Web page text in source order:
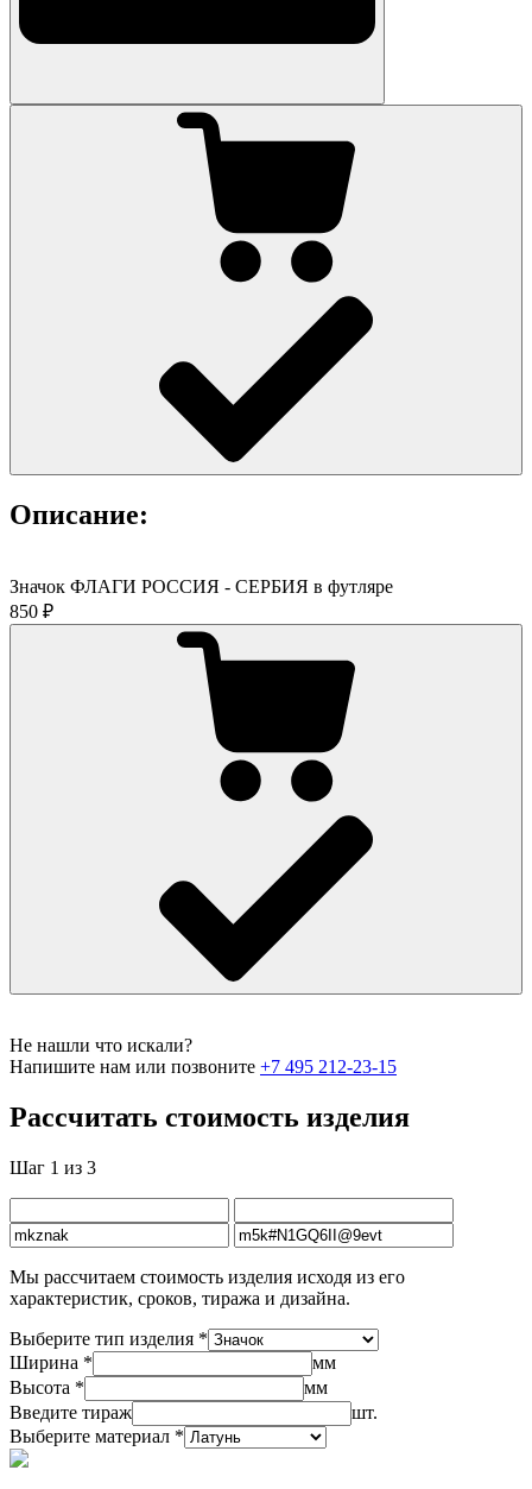
Описание:
Значок ФЛАГИ РОССИЯ - СЕРБИЯ в футляре
850 ₽
Не нашли что искали?
Напишите нам или позвоните +7 495 212-23-15
Рассчитать стоимость изделия
Шаг 1 из 3
Мы рассчитаем стоимость изделия исходя из его
характеристик, сроков, тиража и дизайна.
Выберите тип изделия *
Ширина *
мм
Высота *
мм
Введите тираж
шт.
Выберите материал *